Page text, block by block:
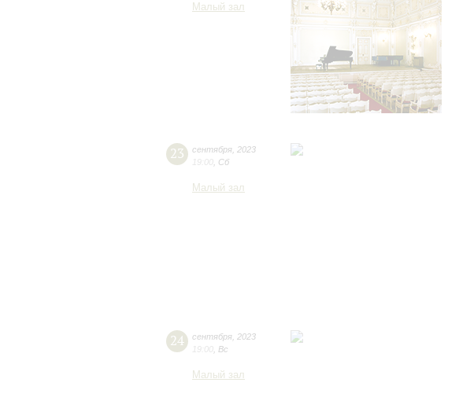
Малый зал
23 сентября 2023
19:00 Сб
Малый зал
24 сентября 2023
19:00 Вс
Малый зал